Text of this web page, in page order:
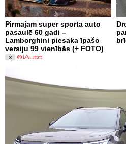
Pirmajam super sporta auto
pasaulē 60 gadi –
Lamborghini piesaka īpašo
versiju 99 vienībās (+ FOTO)
3